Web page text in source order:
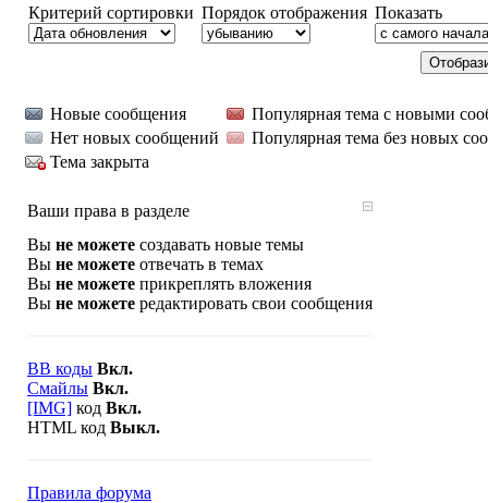
Критерий сортировки Порядок отображения Показать
Новые сообщения
Популярная тема с новыми
Нет новых сообщений
Популярная тема без новых
Тема закрыта
Ваши права в разделе
Вы не можете создавать новые темы
Вы не можете отвечать в темах
Вы не можете прикреплять вложения
Вы не можете редактировать свои сообщения
BB коды Вкл.
Смайлы Вкл.
[IMG] код Вкл.
HTML код Выкл.
Правила форума